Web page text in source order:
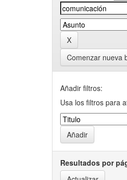
Comenzar nueva
Añadir filtros:
Usa los filtros para
Resultados por